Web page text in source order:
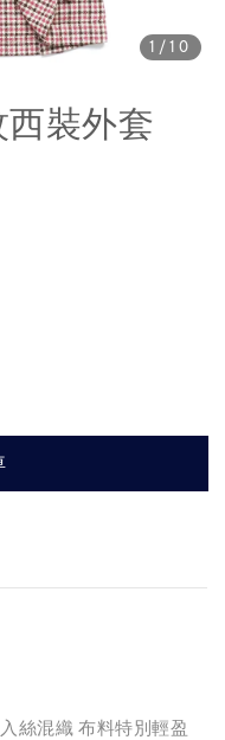
1 /10
裝外套
絲混織 布料特別輕盈